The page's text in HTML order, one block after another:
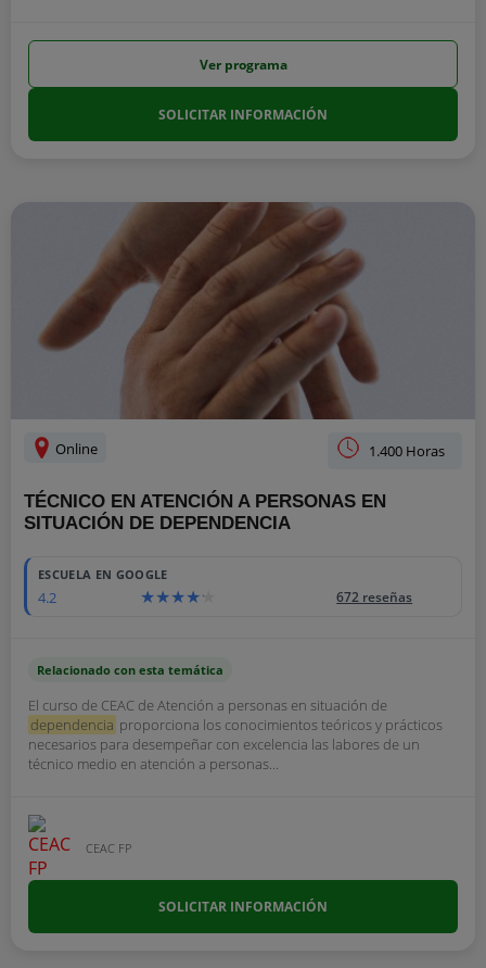
Ver programa
SOLICITAR INFORMACIÓN
Online 1.400 Horas
TÉCNICO EN ATENCIÓN A PERSONAS EN
SITUACIÓN DE DEPENDENCIA
ESCUELA EN GOOGLE
4.2 672 reseñas
Relacionado con esta temática
El curso de CEAC de Atención a personas en situación de
dependencia proporciona los conocimientos teóricos y prácticos
necesarios para desempeñar con excelencia las labores de un
técnico medio en atención a personas...
CEAC FP
SOLICITAR INFORMACIÓN